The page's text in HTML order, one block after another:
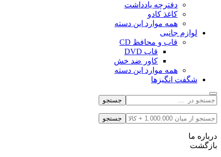
دفترچه یادداشت
کاغذ کادو
همه موارد این دسته
لوازم جانبی
قاب و محافظ CD
قاب DVD
کاور ضد خش
همه موارد این دسته
شگفت انگیزها
جستجو
جستجو
درباره ما
بازگشت